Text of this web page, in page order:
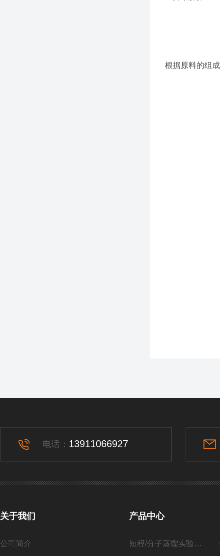
根据原料的组
电话： 13911066927
关于我们
公司简介
产品中心
短程/分子蒸馏实验系列